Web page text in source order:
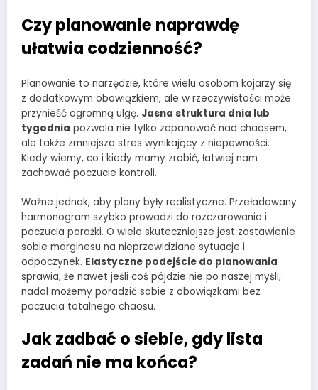
Czy planowanie naprawdę
ułatwia codzienność?
Planowanie to narzędzie, które wielu osobom kojarzy się
z dodatkowym obowiązkiem, ale w rzeczywistości może
przynieść ogromną ulgę. Jasna struktura dnia lub
tygodnia pozwala nie tylko zapanować nad chaosem,
ale także zmniejsza stres wynikający z niepewności.
Kiedy wiemy, co i kiedy mamy zrobić, łatwiej nam
zachować poczucie kontroli.
Ważne jednak, aby plany były realistyczne. Przeładowany
harmonogram szybko prowadzi do rozczarowania i
poczucia porażki. O wiele skuteczniejsze jest zostawienie
sobie marginesu na nieprzewidziane sytuacje i
odpoczynek. Elastyczne podejście do planowania
sprawia, że nawet jeśli coś pójdzie nie po naszej myśli,
nadal możemy poradzić sobie z obowiązkami bez
poczucia totalnego chaosu.
Jak zadbać o siebie, gdy lista
zadań nie ma końca?